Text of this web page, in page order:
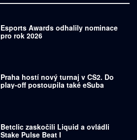
Esports Awards odhalily nominace
pro rok 2026
Praha hostí nový turnaj v CS2. Do
play-off postoupila také eSuba
Betclic zaskočili Liquid a ovládli
Stake Pulse Beat I